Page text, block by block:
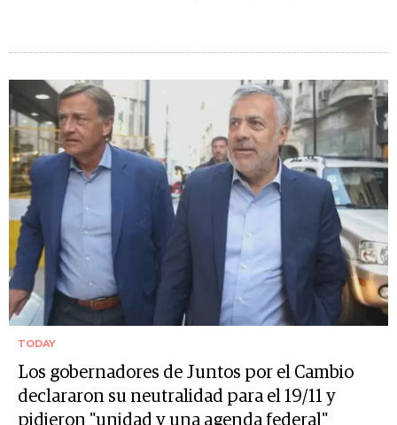
TODAY
Los gobernadores de Juntos por el Cambio
declararon su neutralidad para el 19/11 y
pidieron "unidad y una agenda federal"